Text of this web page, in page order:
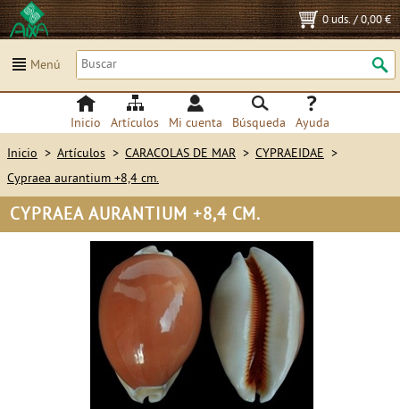
0 uds./0,00 €
Menú
Inicio Artículos Mi cuenta Búsqueda Ayuda
Inicio > Artículos > CARACOLAS DE MAR > CYPRAEIDAE >
Cypraea aurantium +8,4 cm.
CYPRAEA AURANTIUM +8,4 CM.